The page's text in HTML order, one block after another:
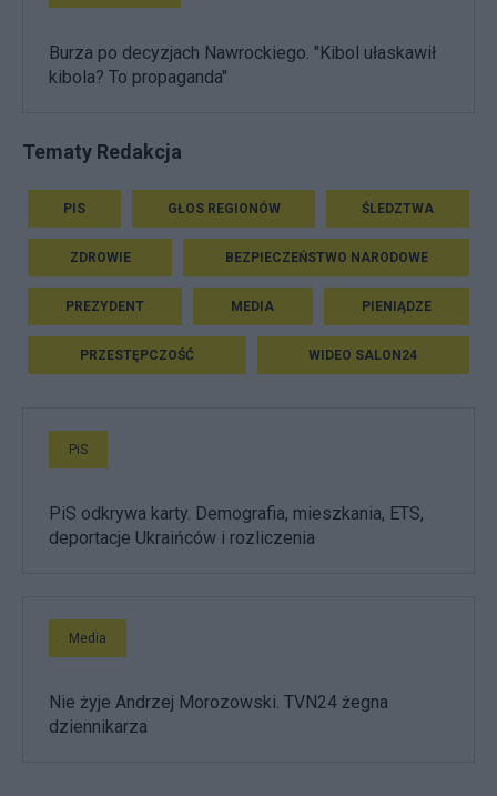
Burza po decyzjach Nawrockiego. "Kibol ułaskawił
kibola? To propaganda"
Tematy Redakcja
PIS GŁOS REGIONÓW ŚLEDZTWA
ZDROWIE BEZPIECZEŃSTWO NARODOWE
PREZYDENT MEDIA PIENIĄDZE
PRZESTĘPCZOŚĆ WIDEO SALON24
PiS
PiS odkrywa karty. Demografia, mieszkania, ETS,
deportacje Ukraińców i rozliczenia
Media
Nie żyje Andrzej Morozowski. TVN24 żegna
dziennikarza